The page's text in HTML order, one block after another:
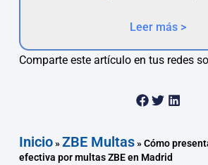
Leer más >
Comparte este artículo en tus redes
Inicio»ZBE Multas»Cómo
efectiva por multas ZBE en Madrid